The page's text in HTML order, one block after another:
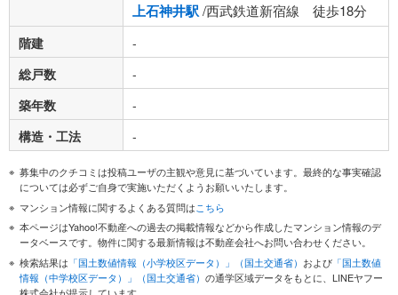
上石神井駅/西武鉄道新宿線 徒歩18分
階建
-
総戸数
-
築年数
-
構造・工法
-
募集中のクチコミは投稿ユーザの主観や意見に基づいています。最終的な事実確認
については必ずご自身で実施いただくようお願いいたします。
マンション情報に関するよくある質問はこちら
本ページはYahoo!不動産への過去の掲載情報などから作成したマンション情報のデ
ータベースです。物件に関する最新情報は不動産会社へお問い合わせください。
検索結果は 「国土数値情報（小学校区データ）」（国土交通省） および 「国土数値
情報（中学校区データ）」（国土交通省） の通学区域データをもとに、LINEヤフー
株式会社が提示しています。